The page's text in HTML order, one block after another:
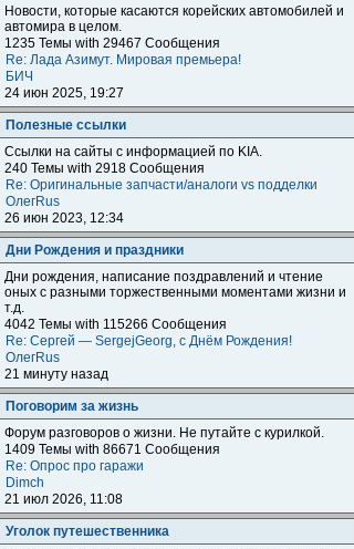
Новости, которые касаются корейских автомобилей и
автомира в целом.
1235 Темы with 29467 Сообщения
Re: Лада Азимут. Мировая премьера!
БИЧ
24 июн 2025, 19:27
Полезные ссылки
Ссылки на сайты с информацией по KIA.
240 Темы with 2918 Сообщения
Re: Оригинальные запчасти/аналоги vs подделки
ОлегRus
26 июн 2023, 12:34
Дни Рождения и праздники
Дни рождения, написание поздравлений и чтение
оных с разными торжественными моментами жизни и
т.д.
4042 Темы with 115266 Сообщения
Re: Сергей — SergejGeorg, с Днём Рождения!
ОлегRus
21 минуту назад
Поговорим за жизнь
Форум разговоров о жизни. Не путайте с курилкой.
1409 Темы with 86671 Сообщения
Re: Опрос про гаражи
Dimch
21 июл 2026, 11:08
Уголок путешественника